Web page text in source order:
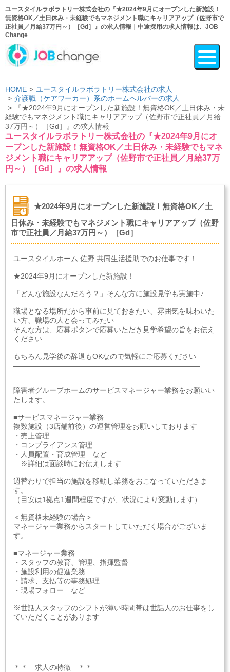
ユースタイルラボラトリー株式会社の『★2024年9月にオープンした新施設！
無資格OK／土日休み・未経験でもマネジメント職にキャリアアップ（佐野市で
正社員／月給37万円～）［Gd］』の求人情報｜中途採用の求人情報は、JOB
Change
HOME
ユースタイルラボラトリー株式会社の求人
介護職（ケアワーカー）系のホームヘルパーの求人
『★2024年9月にオープンした新施設！無資格OK／土日休み・未
経験でもマネジメント職にキャリアアップ（佐野市で正社員／月給
37万円～）［Gd］』の求人情報
ユースタイルラボラトリー株式会社の『★2024年9月にオ
ープンした新施設！無資格OK／土日休み・未経験でもマネ
ジメント職にキャリアアップ（佐野市で正社員／月給37万
円～）［Gd］』の求人情報
★2024年9月にオープンした新施設！無資格OK／土
日休み・未経験でもマネジメント職にキャリアアップ（佐野
市で正社員／月給37万円～）［Gd］
ユースタイルホーム 佐野 共同生活援助でのお仕事です！
★2024年9月にオープンした新施設！
「どんな施設なんだろう？」そんな方に施設見学も実施中♪
職場となる場所だから事前に見ておきたい、雰囲気を味わいた
い方、職場の人と会ってみたい
そんな方は、応募ボタンで応募いただき見学希望の旨をお伝え
ください
もちろん見学後の辞退もOKなので気軽にご応募ください
――――――――――――――――――――――――――
障害者グループホームのサービスマネージャー業務をお願いい
たします。
■サービスマネージャー業務
複数施設（3店舗前後）の運営管理をお願いしております
・売上管理
・コンプライアンス管理
・人員配置・育成管理 など
※詳細は面談時にお伝えします
週替わりで担当の施設を移動し業務をおこなっていただきま
す。
（目安は1拠点1週間程度ですが、状況により変動します）
＜無資格未経験の場合＞
マネージャー業務からスタートしていただく場合がございま
す。
■マネージャー業務
・スタッフの教育、管理、指揮監督
・施設利用の促進業務
・請求、支払等の事務処理
・現場フォロー など
※世話人スタッフのシフトが薄い時間帯は世話人のお仕事をし
ていただくことがあります
＊＊ 求人の特徴 ＊＊